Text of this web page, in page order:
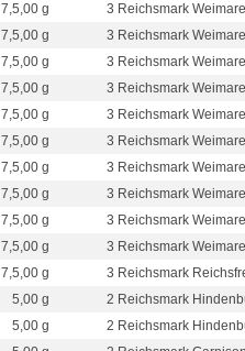
7,5,00 g
3 Reichsmark
7,5,00 g
3 Reichsmark
7,5,00 g
3 Reichsmark
7,5,00 g
3 Reichsmark
7,5,00 g
3 Reichsmark
7,5,00 g
3 Reichsmark
7,5,00 g
3 Reichsmark
7,5,00 g
3 Reichsmark
7,5,00 g
3 Reichsmark
7,5,00 g
3 Reichsmark
7,5,00 g
3 Reichsmark
5,00 g
2 Reichsmark
5,00 g
2 Reichsmark